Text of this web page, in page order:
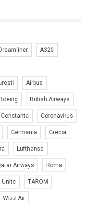
A320
Airbus
British Airways
Constanta Coronavirus
Germania Grecia
Lufthansa
Airways Roma
Unite TAROM
Wizz Air